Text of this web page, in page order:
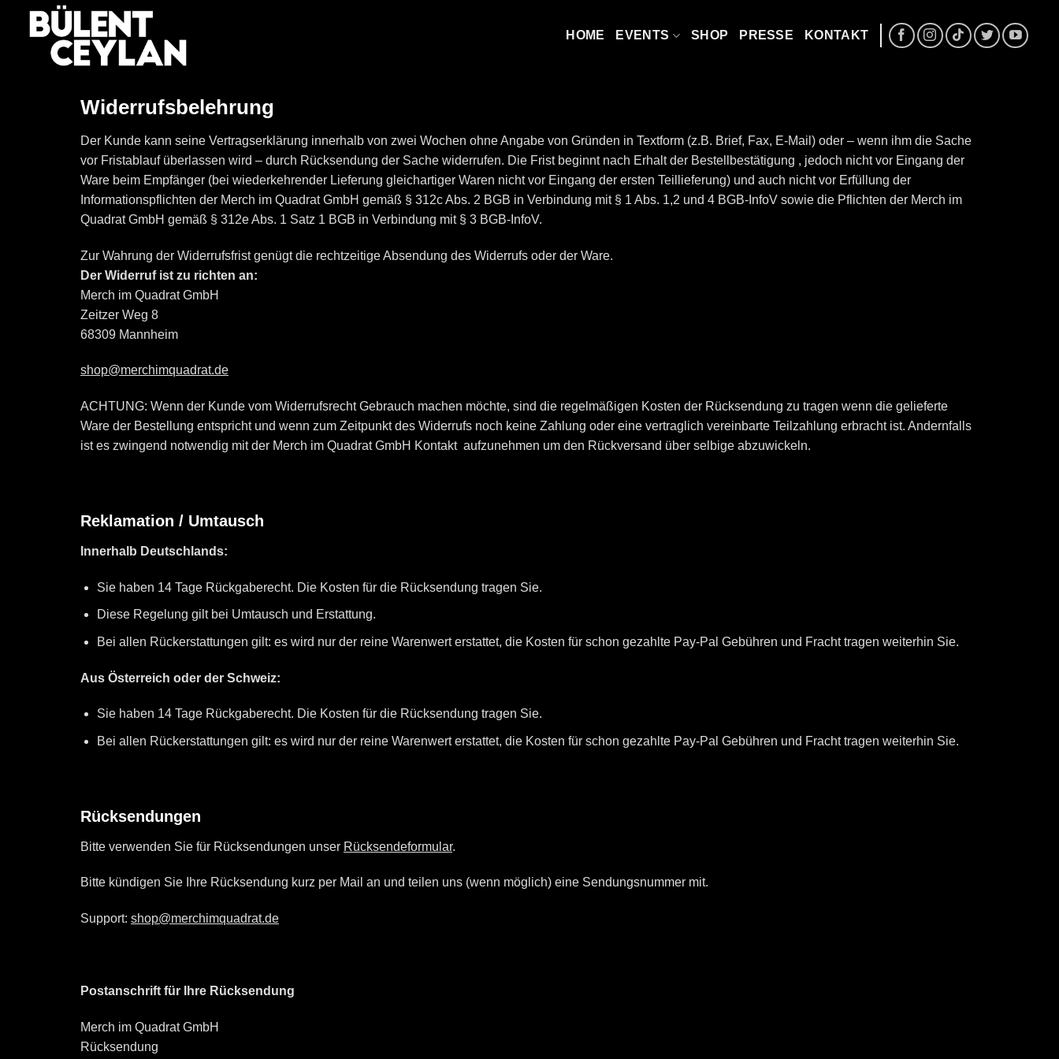
Zum
Inhalt
springen
HOME EVENTS SHOP PRESSE KONTAKT
Widerrufsbelehrung
Der Kunde kann seine Vertragserklärung innerhalb von zwei Wochen ohne Angabe von Gründen in Textform (z.B. Brief, Fax, E-Mail) oder – wenn ihm die Sache
vor Fristablauf überlassen wird – durch Rücksendung der Sache widerrufen. Die Frist beginnt nach Erhalt der Bestellbestätigung , jedoch nicht vor Eingang der
Ware beim Empfänger (bei wiederkehrender Lieferung gleichartiger Waren nicht vor Eingang der ersten Teillieferung) und auch nicht vor Erfüllung der
Informationspflichten der Merch im Quadrat GmbH gemäß § 312c Abs. 2 BGB in Verbindung mit § 1 Abs. 1,2 und 4 BGB-InfoV sowie die Pflichten der Merch im
Quadrat GmbH gemäß § 312e Abs. 1 Satz 1 BGB in Verbindung mit § 3 BGB-InfoV.
Zur Wahrung der Widerrufsfrist genügt die rechtzeitige Absendung des Widerrufs oder der Ware.
Der Widerruf ist zu richten an:
Merch im Quadrat GmbH
Zeitzer Weg 8
68309 Mannheim
shop@merchimquadrat.de
ACHTUNG: Wenn der Kunde vom Widerrufsrecht Gebrauch machen möchte, sind die regelmäßigen Kosten der Rücksendung zu tragen wenn die gelieferte
Ware der Bestellung entspricht und wenn zum Zeitpunkt des Widerrufs noch keine Zahlung oder eine vertraglich vereinbarte Teilzahlung erbracht ist. Andernfalls
ist es zwingend notwendig mit der Merch im Quadrat GmbH Kontakt aufzunehmen um den Rückversand über selbige abzuwickeln.
Reklamation / Umtausch
Innerhalb Deutschlands:
Sie haben 14 Tage Rückgaberecht. Die Kosten für die Rücksendung tragen Sie.
Diese Regelung gilt bei Umtausch und Erstattung.
Bei allen Rückerstattungen gilt: es wird nur der reine Warenwert erstattet, die Kosten für schon gezahlte Pay-Pal Gebühren und Fracht tragen weiterhin Sie.
Aus Österreich oder der Schweiz:
Sie haben 14 Tage Rückgaberecht. Die Kosten für die Rücksendung tragen Sie.
Bei allen Rückerstattungen gilt: es wird nur der reine Warenwert erstattet, die Kosten für schon gezahlte Pay-Pal Gebühren und Fracht tragen weiterhin Sie.
Rücksendungen
Bitte verwenden Sie für Rücksendungen unser Rücksendeformular.
Bitte kündigen Sie Ihre Rücksendung kurz per Mail an und teilen uns (wenn möglich) eine Sendungsnummer mit.
Support: shop@merchimquadrat.de
Postanschrift für Ihre Rücksendung
Merch im Quadrat GmbH
Rücksendung